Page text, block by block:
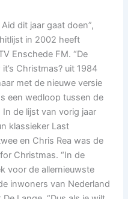
dit jaar gaat doen”,
in 2002 heeft
Enschede FM. “De
Christmas? uit 1984
met de nieuwe versie
een wedloop tussen de
de lijst van vorig jaar
klassieker Last
en Chris Rea was de
Christmas. “In de
voor de allernieuwste
inwoners van Nederland